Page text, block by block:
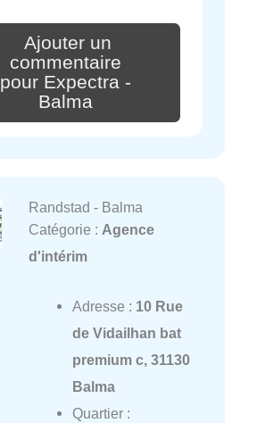
Ajouter un
commentaire
pour Expectra -
Balma
Randstad - Balma
Catégorie : Agence
d'intérim
Adresse : 10 Rue
de Vidailhan bat
premium c, 31130
Balma
Quartier :